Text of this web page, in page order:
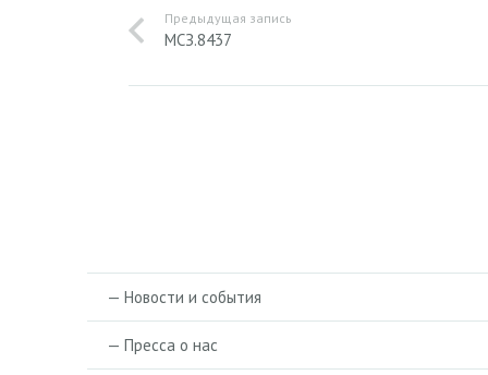
Предыдущая запись
МСЗ.8437
— Новости и события
— Пресса о нас